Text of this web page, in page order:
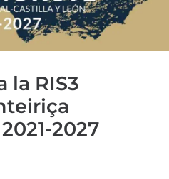
la RIS3
2027